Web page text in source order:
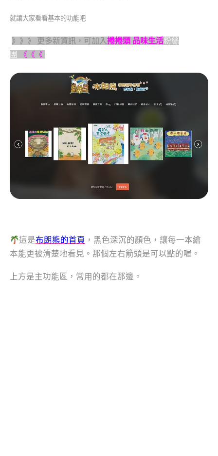
就讓大家看看基本的功能吧
》》》 更多新資訊，可加入捲捲頭 品味生活粉絲
團
《《《
這是布朗熊的首頁 ，黑色深沉的顏色，讓每一本繪
本能更被清楚地看見。那個左右箭頭是可以點的喔。
上方是主功能區，常用的都在那邊。